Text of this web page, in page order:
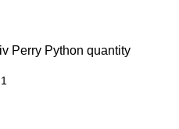
Perry Python quantity